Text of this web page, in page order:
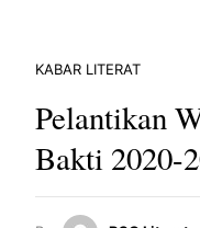
KABAR LITERAT
Pelantikan
Bakti 2020-